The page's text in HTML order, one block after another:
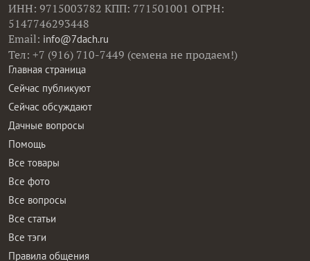
ИНН: 9715003782 КПП: 771501001 ОГРН:
5147746293448
Email: info@7dach.ru
Тел: +7 (916) 710-7449 (семена не продаем!)
Главная страница
Сейчас публикуют
Сейчас обсуждают
Дачные вопросы
Помощь
Все товары
Все фото
Все вопросы
Все статьи
Все тэги
Правила общения